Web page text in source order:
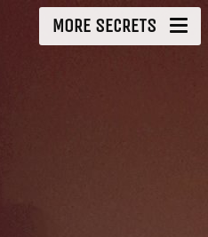
MORE SECRETS